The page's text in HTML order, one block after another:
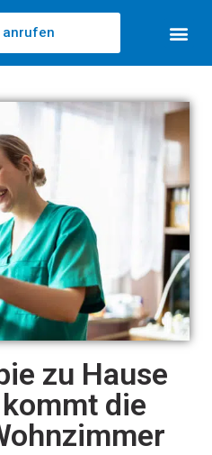
anrufen
zu Hause
die